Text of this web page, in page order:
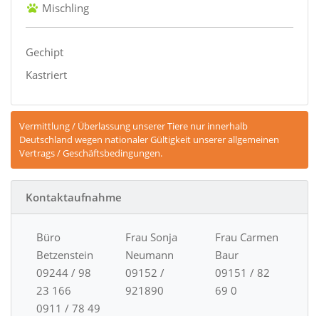
Mischling
Gechipt
Kastriert
Vermittlung / Überlassung unserer Tiere nur innerhalb
Deutschland wegen nationaler Gültigkeit unserer allgemeinen
Vertrags / Geschäftsbedingungen.
Kontaktaufnahme
Büro
Betzenstein
09244 / 98
23 166
0911 / 78 49
Frau Sonja
Neumann
09152 /
921890
Frau Carmen
Baur
09151 / 82
69 0